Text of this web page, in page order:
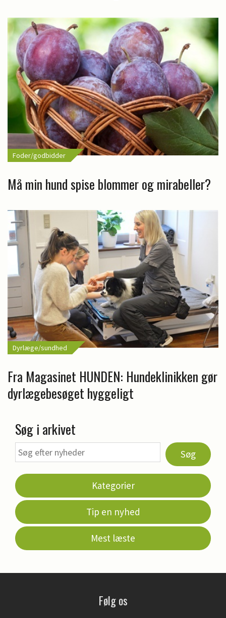
Foder/godbidder
Må min hund spise blommer og mirabeller?
Dyrlæge/sundhed
Fra Magasinet HUNDEN: Hundeklinikken gør
dyrlægebesøget hyggeligt
Søg i arkivet
Søg
Kategorier
Tip en nyhed
Mest læste
Følg os